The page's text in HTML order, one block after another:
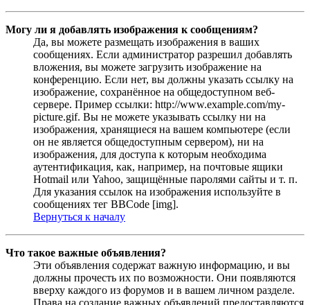
Могу ли я добавлять изображения к сообщениям?
Да, вы можете размещать изображения в ваших
сообщениях. Если администратор разрешил добавлять
вложения, вы можете загрузить изображение на
конференцию. Если нет, вы должны указать ссылку на
изображение, сохранённое на общедоступном веб-
сервере. Пример ссылки: http://www.example.com/my-
picture.gif. Вы не можете указывать ссылку ни на
изображения, хранящиеся на вашем компьютере (если
он не является общедоступным сервером), ни на
изображения, для доступа к которым необходима
аутентификация, как, например, на почтовые ящики
Hotmail или Yahoo, защищённые паролями сайты и т. п.
Для указания ссылок на изображения используйте в
сообщениях тег BBCode [img].
Вернуться к началу
Что такое важные объявления?
Эти объявления содержат важную информацию, и вы
должны прочесть их по возможности. Они появляются
вверху каждого из форумов и в вашем личном разделе.
Права на создание важных объявлений предоставляются